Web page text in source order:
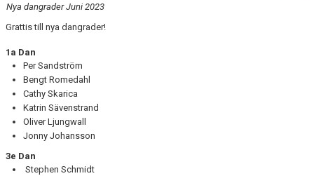
Nya dangrader Juni 2023
Grattis till nya dangrader!
1a Dan
Per Sandström
Bengt Romedahl
Cathy Skarica
Katrin Sävenstrand
Oliver Ljungwall
Jonny Johansson
3e Dan
Stephen Schmidt